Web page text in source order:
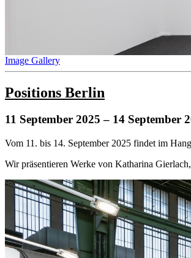
Image Gallery
Positions Berlin
11 September 2025 – 14 September
Vom 11. bis 14. September 2025 findet im
Wir präsentieren Werke von Katharina